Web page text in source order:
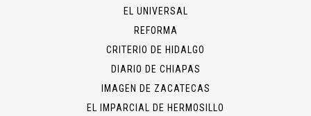
EL UNIVERSAL
REFORMA
CRITERIO DE HIDALGO
DIARIO DE CHIAPAS
IMAGEN DE ZACATECAS
EL IMPARCIAL DE HERMOSILLO